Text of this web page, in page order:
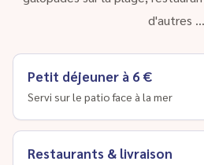
d'autres …
Petit déjeuner à 6 €
Servi sur le patio face à la mer
Restaurants & livraison